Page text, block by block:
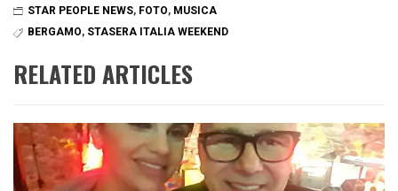
STAR PEOPLE NEWS, FOTO, MUSICA
BERGAMO, STASERA ITALIA WEEKEND
RELATED ARTICLES